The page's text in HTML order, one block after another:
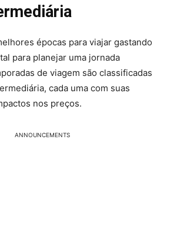
épocas para viajar gastando
para planejar uma jornada
de viagem são classificadas
cada uma com suas
nos preços.
ANNOUNCEMENTS